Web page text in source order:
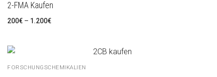
2-FMA Kaufen
200€ – 1.200€
FORSCHUNGSCHEMIKALIEN